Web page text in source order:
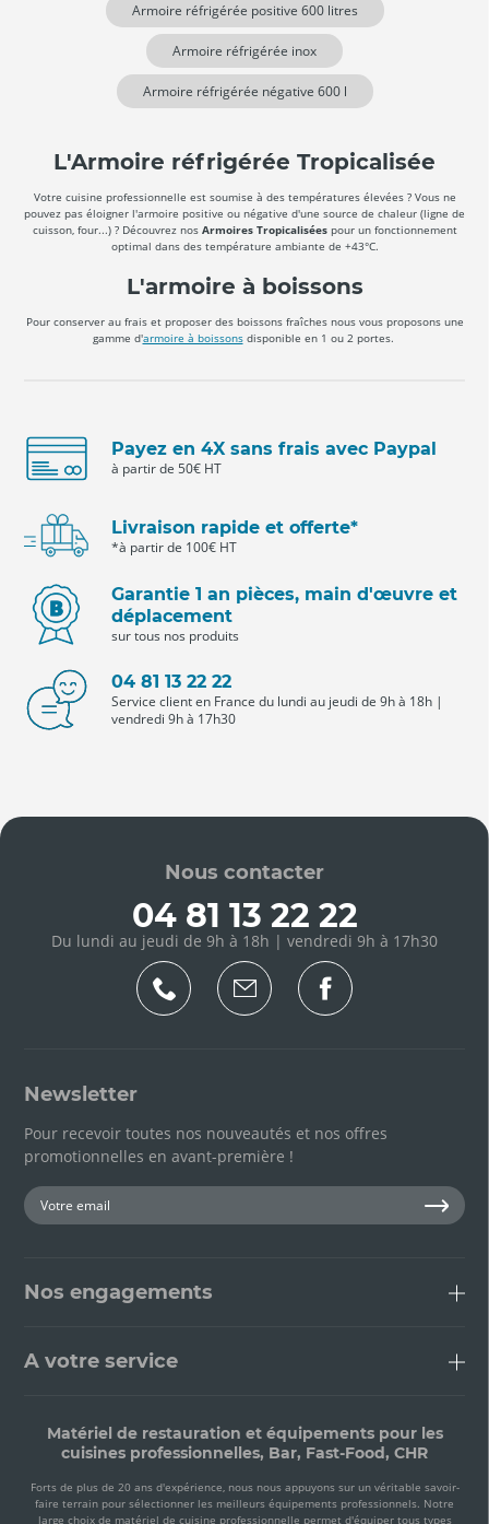
Armoire réfrigérée positive 600 litres
Armoire réfrigérée inox
Armoire réfrigérée négative 600 l
L'Armoire réfrigérée Tropicalisée
Votre cuisine professionnelle est soumise à des températures élevées ? Vous ne
pouvez pas éloigner l'armoire positive ou négative d'une source de chaleur (ligne de
cuisson, four...) ? Découvrez nosArmoires Tropicaliséespour un fonctionnement
optimal dans des température ambiante de +43°C.
L'armoire à boissons
Pour conserver au frais et proposer des boissons fraîches nous vous proposons une
gamme d'armoire à boissonsdisponible en 1 ou 2 portes.
Payez en 4X sans frais avec Paypal
à partir de 50€ HT
Livraison rapide et offerte*
*à partir de 100€ HT
Garantie 1 an pièces, main d'œuvre et
déplacement
sur tous nos produits
04 81 13 22 22
Service client en France du lundi au jeudi de 9h à 18h |
vendredi 9h à 17h30
Nous contacter
04 81 13 22 22
Du lundi au jeudi de 9h à 18h | vendredi 9h à 17h30
Newsletter
Pour recevoir toutes nos nouveautés et nos offres
promotionnelles en avant-première !
Nos engagements
A votre service
Matériel de restauration et équipements pour les
cuisines professionnelles, Bar, Fast-Food, CHR
Forts de plus de 20 ans d'expérience, nous nous appuyons sur un véritable savoir-
faire terrain pour sélectionner les meilleurs équipements professionnels. Notre
large choix de matériel de cuisine professionnelle permet d'équiper tous types